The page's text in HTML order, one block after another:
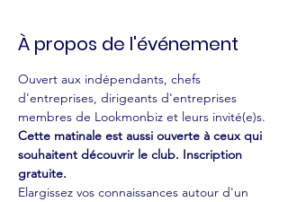
À propos de l'événement
Ouvert aux indépendants, chefs
d'entreprises, dirigeants d'entreprises
membres de Lookmonbiz et leurs invité(e)s.
Cette matinale est aussi ouverte à ceux qui
souhaitent découvrir le club. Inscription
gratuite.
Elargissez vos connaissances autour d'un